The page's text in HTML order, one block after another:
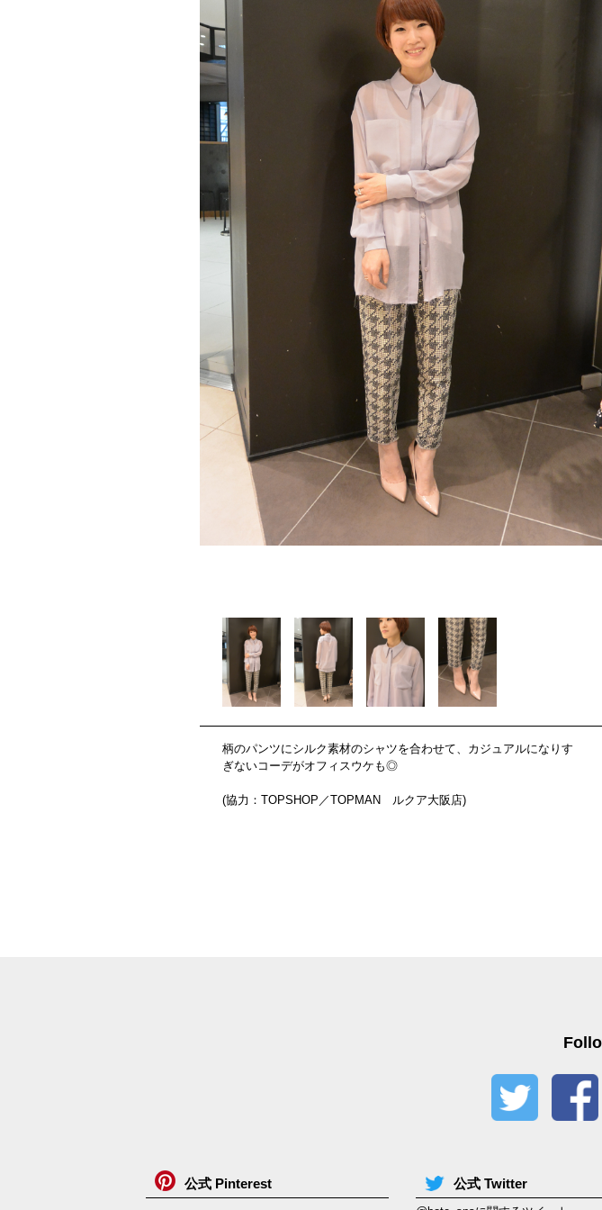
柄のパンツにシルク素材のシャツを合わせて、カジュアルになりす
ぎないコーデがオフィスウケも◎
(協力：TOPSHOP／TOPMAN ルクア大阪店)
公式 Pinterest 公式 Twitter